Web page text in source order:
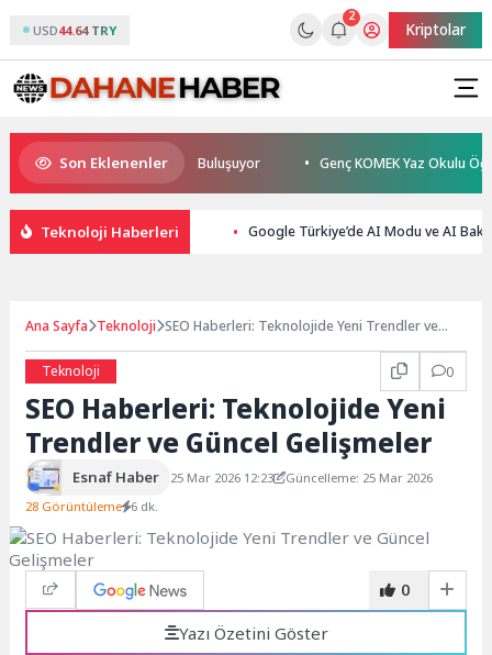
USD44.64 TRY
2
Kriptolar
Son Eklenenler
TESAK’ta Okurlarıyla Buluşuyor Genç KOMEK Yaz Okulu
Teknoloji Haberleri Google Türkiye’de AI Modu ve AI
Ana Sayfa Teknoloji SEO Haberleri: Teknolojide Yeni Trendler ve
Teknoloji
0
SEO Haberleri: Teknolojide Yeni
Trendler ve Güncel Gelişmeler
Esnaf Haber 25 Mar 2026 12:23
Güncelleme: 25 Mar 2026
28 Görüntüleme 6 dk.
0
Yazı Özetini Göster